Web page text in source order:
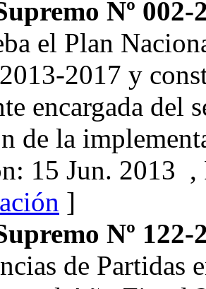
Nº
el Plan
2017 y
encargada
de la
15 Jun. 2013
]
Nº
de Partidas